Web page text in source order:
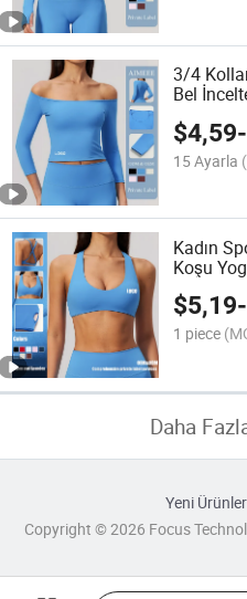
3/4
Bel
$4,59-
15 Ayarla
Kadın
Koşu
$5,19-
1 piece
Daha
Yeni Ürünler
Copyright © 2026 Focus